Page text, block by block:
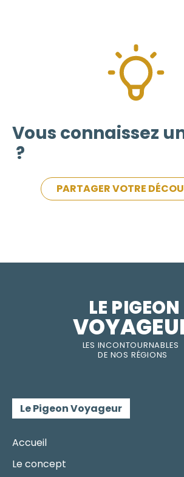
Vous connaissez
?
PARTAGER VOTRE
LES INCONTOURNABLES
DE NOS RÉGIONS
LE PIGEON
Le Pigeon Voyageur
Accueil
Le concept